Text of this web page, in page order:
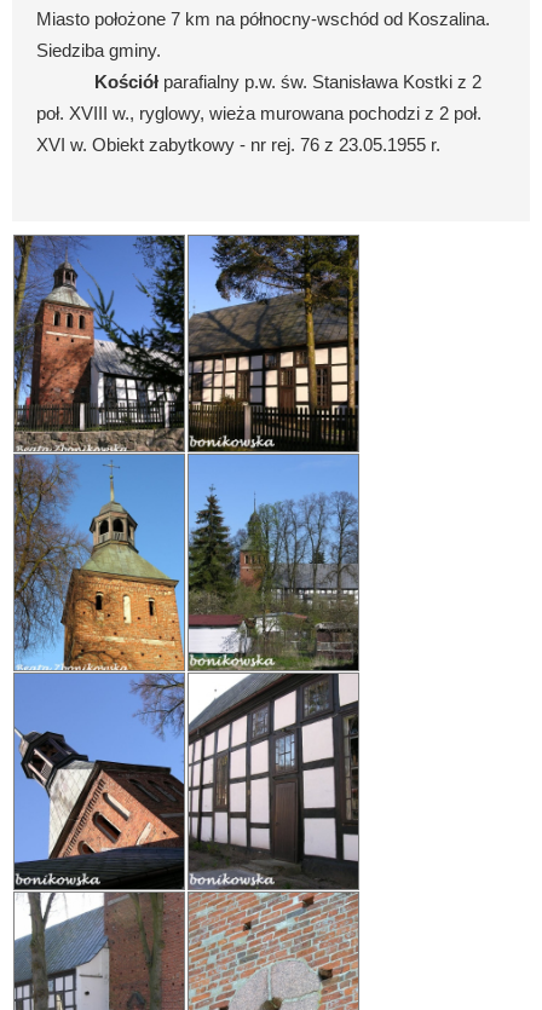
Miasto położone 7 km na północny-wschód od Koszalina.
Siedziba gminy.
Kościół parafialny p.w. św. Stanisława Kostki z 2
poł. XVIII w., ryglowy, wieża murowana pochodzi z 2 poł.
XVI w. Obiekt zabytkowy - nr rej. 76 z 23.05.1955 r.